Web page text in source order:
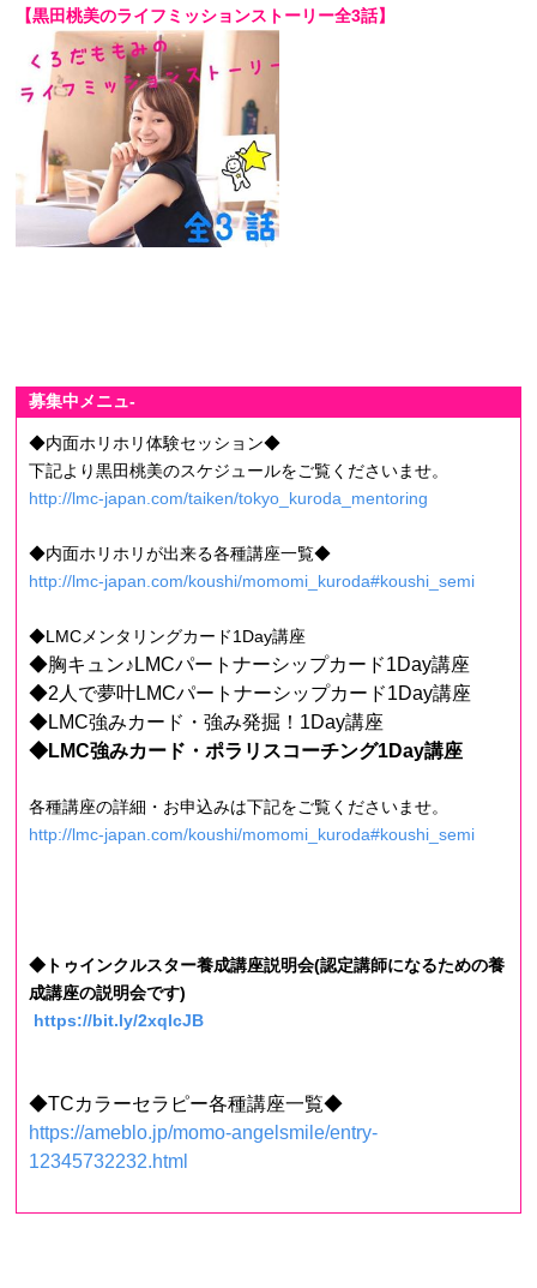
【黒田桃美のライフミッションストーリー全3話】
募集中メニュ-
◆内面ホリホリ体験セッション◆
下記より黒田桃美のスケジュールをご覧くださいませ。
http://lmc-japan.com/taiken/tokyo_kuroda_mentoring
◆内面ホリホリが出来る各種講座一覧◆
http://lmc-japan.com/koushi/momomi_kuroda#koushi_semi
◆LMCメンタリングカード1Day講座
◆胸キュン♪LMCパートナーシップカード1Day講座
◆2人で夢叶LMCパートナーシップカード1Day講座
◆LMC強みカード・強み発掘！1Day講座
◆LMC強みカード・ポラリスコーチング1Day講座
各種講座の詳細・お申込みは下記をご覧くださいませ。
http://lmc-japan.com/koushi/momomi_kuroda#koushi_semi
◆トゥインクルスター養成講座説明会(認定講師になるための養
成講座の説明会です)
https://bit.ly/2xqlcJB
◆TCカラーセラピー各種講座一覧◆
https://ameblo.jp/momo-angelsmile/entry-
12345732232.html